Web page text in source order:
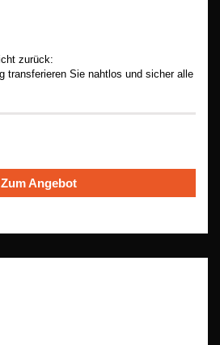
zurück:
transferieren Sie nahtlos und sicher alle
Zum Angebot